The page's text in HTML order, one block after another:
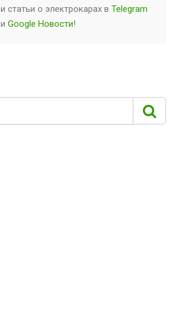
и статьи о электрокарах в Telegram
и Google Новости!